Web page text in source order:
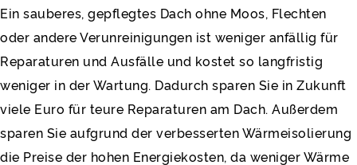
Ein sauberes, gepflegtes Dach ohne Moos, Flechten
oder andere Verunreinigungen ist weniger anfällig für
Reparaturen und Ausfälle und kostet so langfristig
weniger in der Wartung. Dadurch sparen Sie in Zukunft
viele Euro für teure Reparaturen am Dach. Außerdem
sparen Sie aufgrund der verbesserten Wärmeisolierung
die Preise der hohen Energiekosten, da weniger Wärme